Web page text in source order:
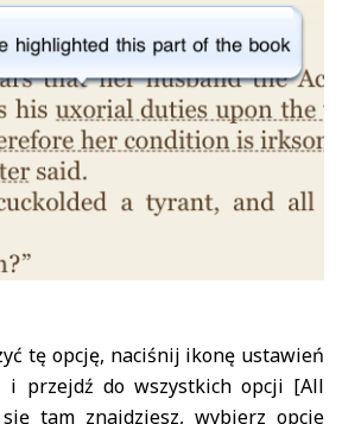
tę opcję, naciśnij ikonę ustawień
i przejdź do wszystkich opcji [All
tam znajdziesz, wybierz opcje